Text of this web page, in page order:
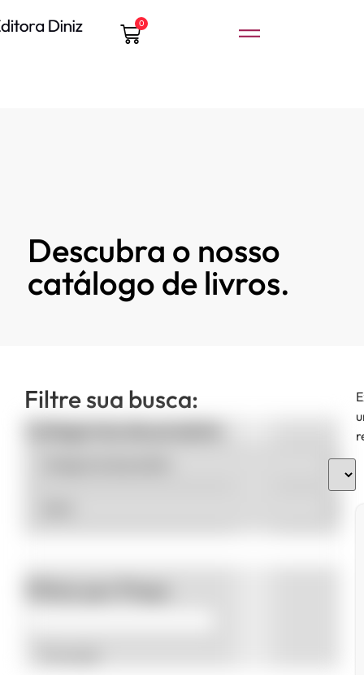
0
Descubra o nosso
catálogo de livros.
Filtre sua busca:
Categorias de produto